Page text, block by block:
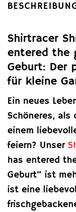
Shirtracer
entered the
Geburt: Der
für kleine
Ein neues
Schöneres, als
einem
feiern? Unser
has entered
Geburt“ ist
ist eine